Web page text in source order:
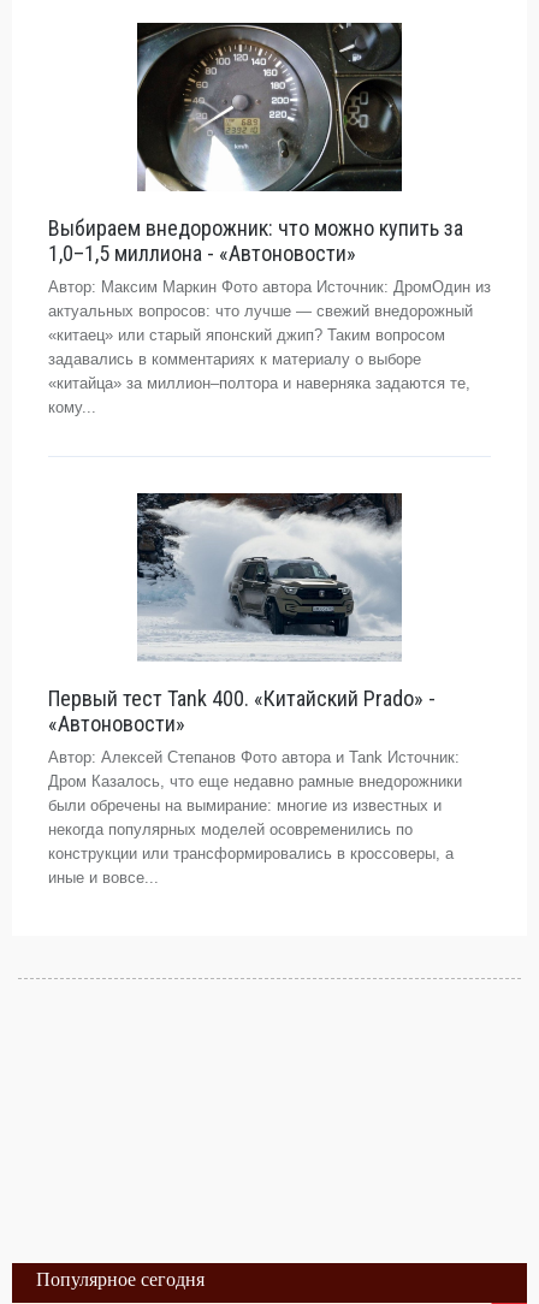
Выбираем внедорожник: что можно купить за
1,0–1,5 миллиона - «Автоновости»
Автор: Максим Маркин Фото автора Источник: ДромОдин из
актуальных вопросов: что лучше — свежий внедорожный
«китаец» или старый японский джип? Таким вопросом
задавались в комментариях к материалу о выборе
«китайца» за миллион–полтора и наверняка задаются те,
кому...
Первый тест Tank 400. «Китайский Prado» -
«Автоновости»
Автор: Алексей Степанов Фото автора и Tank Источник:
Дром Казалось, что еще недавно рамные внедорожники
были обречены на вымирание: многие из известных и
некогда популярных моделей осовременились по
конструкции или трансформировались в кроссоверы, а
иные и вовсе...
Популярное сегодня